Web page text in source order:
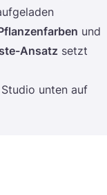
und
Ansatz setzt
Stu­dio unten auf